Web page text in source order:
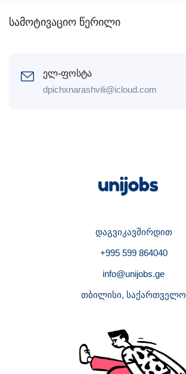
სამოტივაციო წერილი
ელ-ფოსტა
dpichxnarashvili@icloud.com
დაგვიკავშირდით
+995 599 864040
info@unijobs.ge
თბილისი, საქართველო